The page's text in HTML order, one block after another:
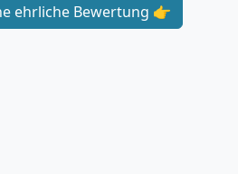
ehrliche Bewertung 👉